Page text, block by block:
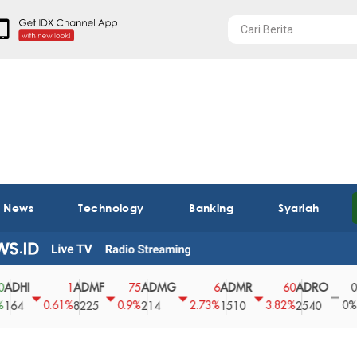
Technology Banking Syariah
0.61%
ADMF
8225
75
0.9%
ADMG
214
2.73%
ADMR
1510
60
3.82%
ADRO
2540
0
0%
AEGS